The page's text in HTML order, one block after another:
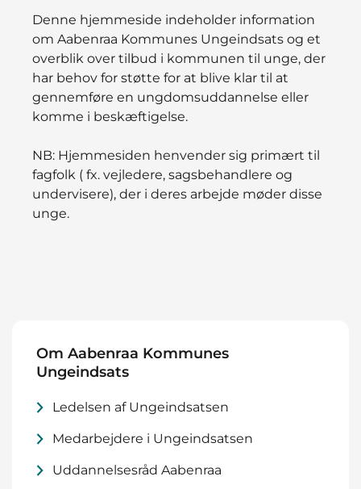
Denne hjemmeside indeholder information
om Aabenraa Kommunes Ungeindsats og et
overblik over tilbud i kommunen til unge, der
har behov for støtte for at blive klar til at
gennemføre en ungdomsuddannelse eller
komme i beskæftigelse.
NB: Hjemmesiden henvender sig primært til
fagfolk ( fx. vejledere, sagsbehandlere og
undervisere), der i deres arbejde møder disse
unge.
Om Aabenraa Kommunes
Ungeindsats
Ledelsen af Ungeindsatsen
Medarbejdere i Ungeindsatsen
Uddannelsesråd Aabenraa